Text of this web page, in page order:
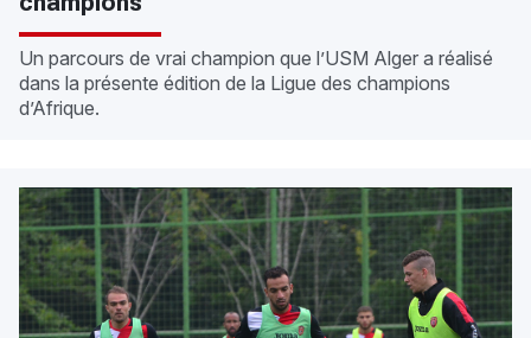
Un parcours de vrai champion que l’USM Alger a réalisé
dans la présente édition de la Ligue des champions
d’Afrique.